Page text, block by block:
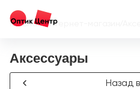
Главная/Интернет-магазин
Аксессуары
Назад